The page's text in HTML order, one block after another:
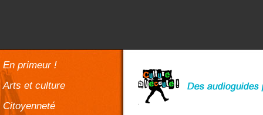
En primeur !
Arts et culture
Citoyenneté